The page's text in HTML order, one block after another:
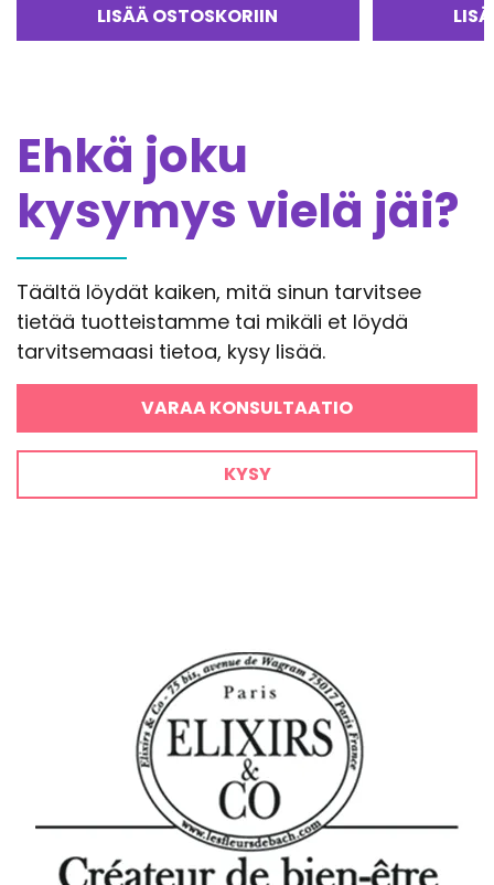
LISÄÄ OSTOSKORIIN
Ehkä joku
kysymys vielä jäi?
Täältä löydät kaiken, mitä sinun tarvitsee
tietää tuotteistamme tai mikäli et löydä
tarvitsemaasi tietoa, kysy lisää.
VARAA KONSULTAATIO
KYSY